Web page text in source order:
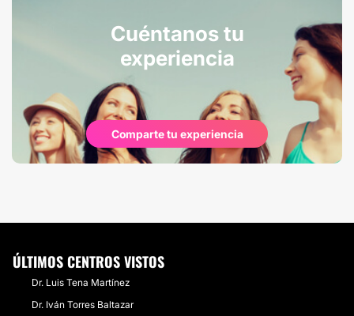
Cuéntanos tu
experiencia
Comparte tu experiencia
ÚLTIMOS CENTROS VISTOS
Dr. Luis Tena Martínez
Dr. Iván Torres Baltazar